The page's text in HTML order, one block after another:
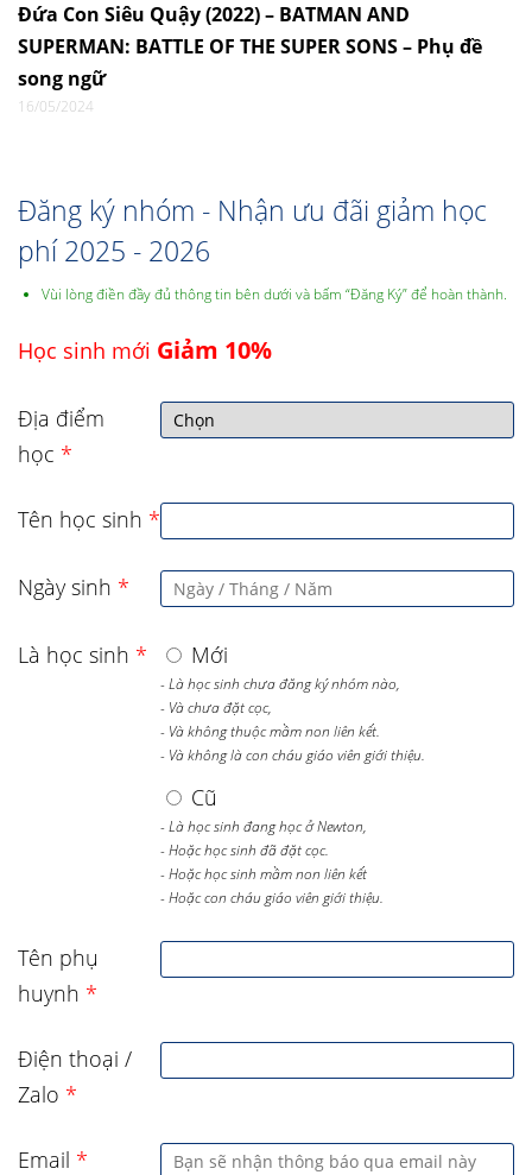
Đứa Con Siêu Quậy (2022) – BATMAN AND
SUPERMAN: BATTLE OF THE SUPER SONS – Phụ đề
song ngữ
16/05/2024
Đăng ký nhóm - Nhận ưu đãi giảm học
phí 2025 - 2026
Vùi lòng điền đầy đủ thông tin bên dưới và bấm “Đăng Ký” để hoàn thành.
Học sinh mới Giảm 10%
Địa điểm
học *
Tên học sinh *
Ngày sinh *
Là học sinh * Mới
- Là học sinh chưa đăng ký nhóm nào,
- Và chưa đặt cọc,
- Và không thuộc mầm non liên kết.
- Và không là con cháu giáo viên giới thiệu.
Cũ
- Là học sinh đang học ở Newton,
- Hoặc học sinh đã đặt cọc.
- Hoặc học sinh mầm non liên kết
- Hoặc con cháu giáo viên giới thiệu.
Tên phụ
huynh *
Điện thoại /
Zalo *
Email *